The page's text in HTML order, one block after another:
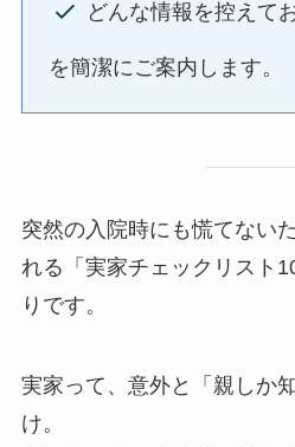
どんな情報を控えて
を簡潔にご案内します。
突然の入院時にも慌てない
れる「実家チェックリスト
りです。
実家って、意外と「親しか
け。